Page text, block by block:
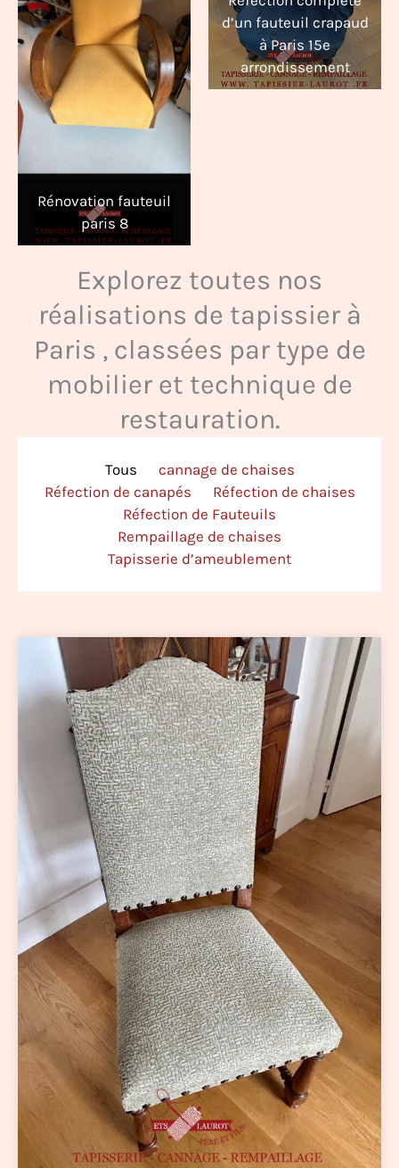
d’un fauteuil crapaud
à Paris 15e
arrondissement
Rénovation fauteuil
paris 8
Explorez toutes nos
réalisations de tapissier à
Paris , classées par type de
mobilier et technique de
restauration.
Tous
cannage de chaises
Réfection de canapés
Réfection de chaises
Réfection de Fauteuils
Rempaillage de chaises
Tapisserie d’ameublement